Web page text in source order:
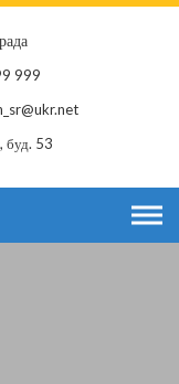
999
буд. 53